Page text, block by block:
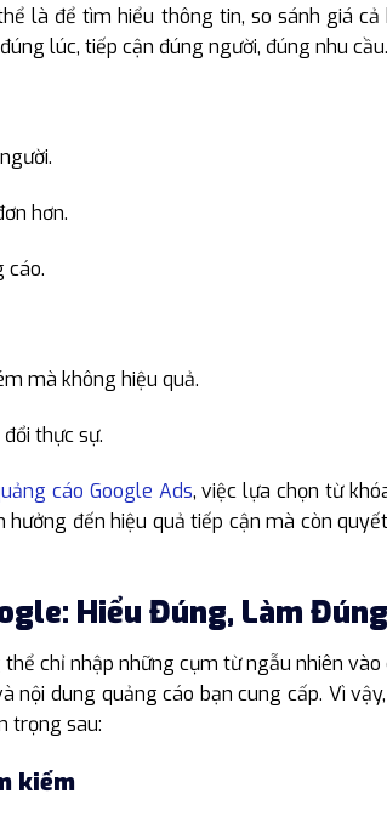
là để tìm hiểu thông tin, so sánh giá cả
lúc, tiếp cận đúng người, đúng nhu cầu.
hơn.
cáo.
mà không hiệu quả.
thực sự.
cáo Google Ads, việc lựa chọn từ
đến hiệu quả tiếp cận mà còn
Hiểu Đúng, Làm Đúng
chỉ nhập những cụm từ ngẫu nhiên
nội dung quảng cáo bạn cung cấp. Vì
trọng sau:
kiếm